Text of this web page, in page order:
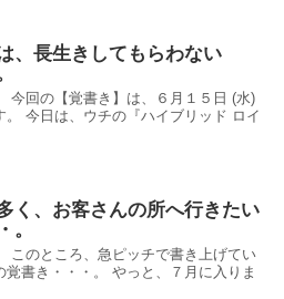
、長生きしてもらわない
今回の【覚書き】は、６月１５日 (水)
。 今日は、ウチの『ハイブリッド ロイ
く、お客さんの所へ行きたい
。
このところ、急ピッチで書き上げてい
覚書き・・・。 やっと、７月に入りま